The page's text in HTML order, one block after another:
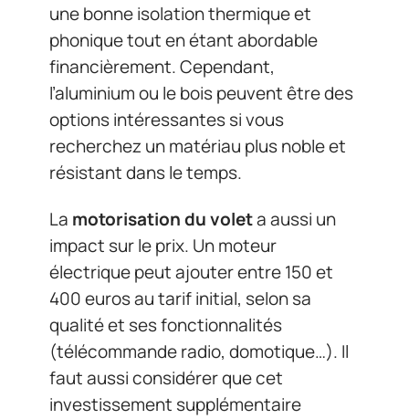
une bonne isolation thermique et
phonique tout en étant abordable
financièrement. Cependant,
l’aluminium ou le bois peuvent être des
options intéressantes si vous
recherchez un matériau plus noble et
résistant dans le temps.
La motorisation du voleta aussi un
impact sur le prix. Un moteur
électrique peut ajouter entre 150 et
400 euros au tarif initial, selon sa
qualité et ses fonctionnalités
(télécommande radio, domotique…). Il
faut aussi considérer que cet
investissement supplémentaire